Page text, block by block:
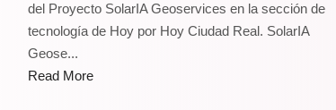
del Proyecto SolarIA Geoservices en la sección de
tecnología de Hoy por Hoy Ciudad Real. SolarIA
Geose...
Read More